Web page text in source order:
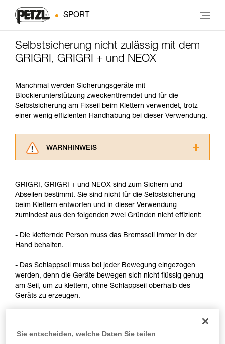
SPORT
Selbstsicherung nicht zulässig mit dem
GRIGRI, GRIGRI + und NEOX
Manchmal werden Sicherungsgeräte mit
Blockierunterstützung zweckentfremdet und für die
Selbstsicherung am Fixseil beim Klettern verwendet, trotz
einer wenig effizienten Handhabung bei dieser Verwendung.
WARNHINWEIS
aufmerksam durch, bevor Sie diesen zu Rate
ziehen. Um diese Zusatzinformationen
verstehen zu können, müssen Sie zuerst die in
der Gebrauchsanweisung enthaltenen
Die Beherrschung dieser Techniken setzt eine
entsprechende Ausbildung und ein spezielles
einem Profi, ob Sie in der Lage sind, den
Vorgang alleine sicher zu wiederholen, bevor
Sie ihn eigenständig durchführen.
Wir geben Beispiele für die mit Ihrer Aktivität
GRIGRI, GRIGRI + und NEOX sind zum Sichern und
Abseilen bestimmt. Sie sind nicht für die Selbstsicherung
beim Klettern entworfen und in dieser Verwendung
zumindest aus den folgenden zwei Gründen nicht effizient:
- Die kletternde Person muss das Bremsseil immer in der
Hand behalten.
- Das Schlappseil muss bei jeder Bewegung eingezogen
werden, denn die Geräte bewegen sich nicht flüssig genug
am Seil, um zu klettern, ohne Schlappseil oberhalb des
Geräts zu erzeugen.
Sie entscheiden, welche Daten Sie teilen